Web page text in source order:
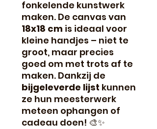
fonkelende kunstwerk
maken. De canvas van
18x18 cm is ideaal voor
kleine handjes – niet te
groot, maar precies
goed om met trots af te
maken. Dankzij de
bijgeleverde lijst kunnen
ze hun meesterwerk
meteen ophangen of
cadeau doen! 🎨✨